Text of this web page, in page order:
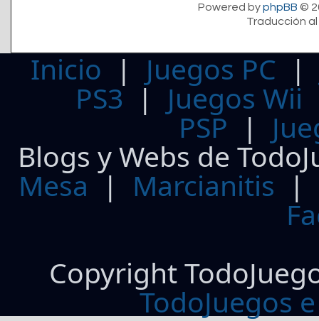
Powered byphpBB ©
Traducción
Inicio | Juegos PC
PS3| Juegos Wii
PSP |
Blogs y Webs de
Mesa | Marcianitis |
Copyright
TodoJuegos